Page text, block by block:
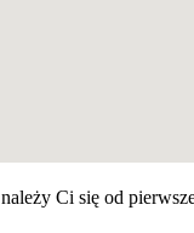
Ci się od